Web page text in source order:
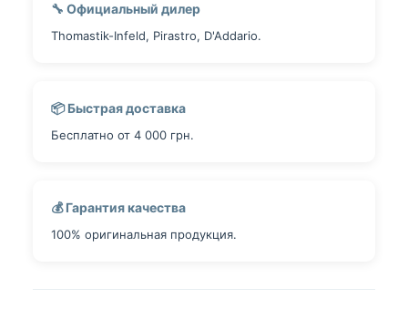
🔧 Официальный дилер
Thomastik-Infeld, Pirastro, D'Addario.
📦 Быстрая доставка
Бесплатно от 4 000 грн.
💰 Гарантия качества
100% оригинальная продукция.